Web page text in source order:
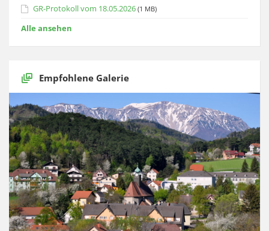
GR-Protokoll vom 18.05.2026 (1 MB)
Alle ansehen
Empfohlene Galerie